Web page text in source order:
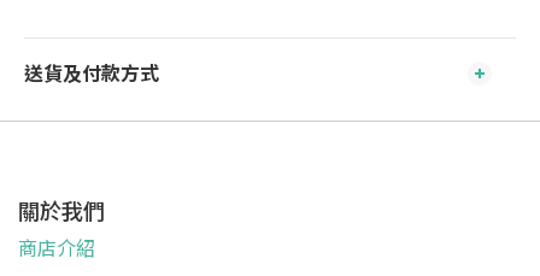
送貨及付款方式
關於我們
商店介紹